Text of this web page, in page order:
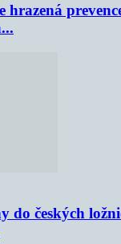
hrazená
do českých